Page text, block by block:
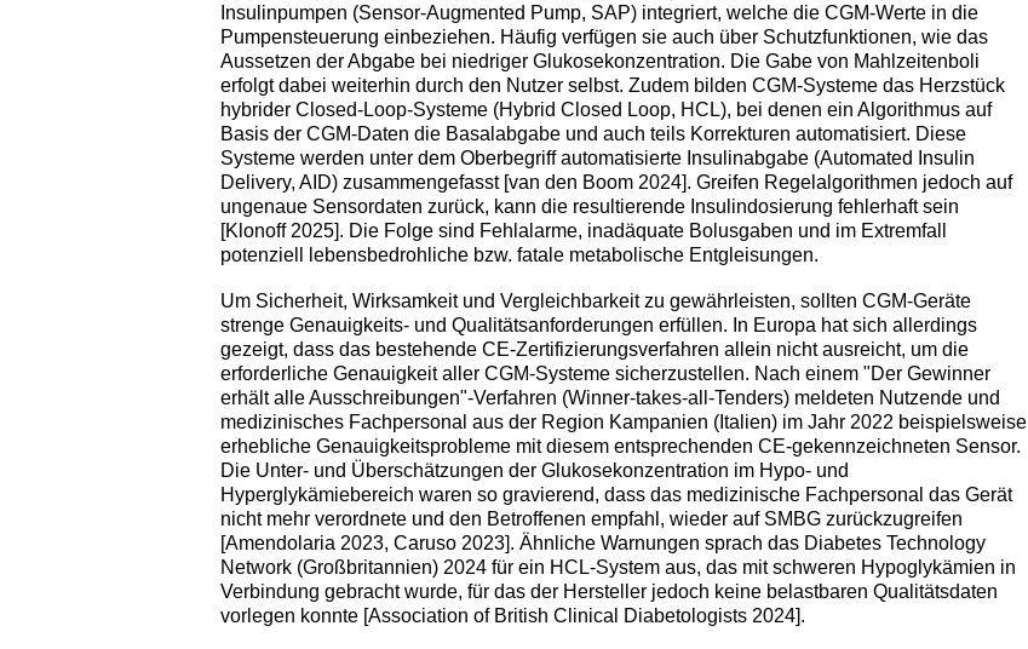
Insulinpumpen (Sensor-Augmented Pump, SAP) integriert, welche die CGM-Werte in die
Pumpensteuerung einbeziehen. Häufig verfügen sie auch über Schutzfunktionen, wie das
Aussetzen der Abgabe bei niedriger Glukosekonzentration. Die Gabe von Mahlzeitenboli
erfolgt dabei weiterhin durch den Nutzer selbst. Zudem bilden CGM-Systeme das Herzstück
hybrider Closed-Loop-Systeme (Hybrid Closed Loop, HCL), bei denen ein Algorithmus auf
Basis der CGM-Daten die Basalabgabe und auch teils Korrekturen automatisiert. Diese
Systeme werden unter dem Oberbegriff automatisierte Insulinabgabe (Automated Insulin
Delivery, AID) zusammengefasst [van den Boom 2024]. Greifen Regelalgorithmen jedoch auf
ungenaue Sensordaten zurück, kann die resultierende Insulindosierung fehlerhaft sein
[Klonoff 2025]. Die Folge sind Fehlalarme, inadäquate Bolusgaben und im Extremfall
potenziell lebensbedrohliche bzw. fatale metabolische Entgleisungen.
Um Sicherheit, Wirksamkeit und Vergleichbarkeit zu gewährleisten, sollten CGM-Geräte
strenge Genauigkeits- und Qualitätsanforderungen erfüllen. In Europa hat sich allerdings
gezeigt, dass das bestehende CE-Zertifizierungsverfahren allein nicht ausreicht, um die
erforderliche Genauigkeit aller CGM-Systeme sicherzustellen. Nach einem "Der Gewinner
erhält alle Ausschreibungen"-Verfahren (Winner-takes-all-Tenders) meldeten Nutzende und
medizinisches Fachpersonal aus der Region Kampanien (Italien) im Jahr 2022 beispielsweise
erhebliche Genauigkeitsprobleme mit diesem entsprechenden CE-gekennzeichneten Sensor.
Die Unter- und Überschätzungen der Glukosekonzentration im Hypo- und
Hyperglykämiebereich waren so gravierend, dass das medizinische Fachpersonal das Gerät
nicht mehr verordnete und den Betroffenen empfahl, wieder auf SMBG zurückzugreifen
[Amendolaria 2023, Caruso 2023]. Ähnliche Warnungen sprach das Diabetes Technology
Network (Großbritannien) 2024 für ein HCL-System aus, das mit schweren Hypoglykämien in
Verbindung gebracht wurde, für das der Hersteller jedoch keine belastbaren Qualitätsdaten
vorlegen konnte [Association of British Clinical Diabetologists 2024].